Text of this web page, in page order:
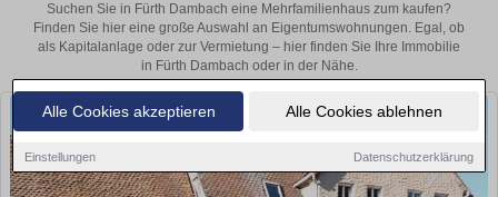
Alle Cookies akzeptieren Alle Cookies ablehnen
Einstellungen Datenschutzerklärung
Suchen Sie in Fürth Dambach eine Mehrfamilienhaus zum kaufen?
Finden Sie hier eine große Auswahl an Eigentumswohnungen. Egal, ob
als Kapitalanlage oder zur Vermietung – hier finden Sie Ihre Immobilie
in Fürth Dambach oder in der Nähe.